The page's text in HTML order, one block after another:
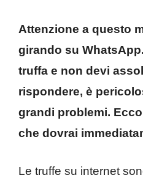
Attenzione a questo
girando su
truffa e non devi
rispondere, è
grandi problemi.
che dovrai
Le truffe su internet